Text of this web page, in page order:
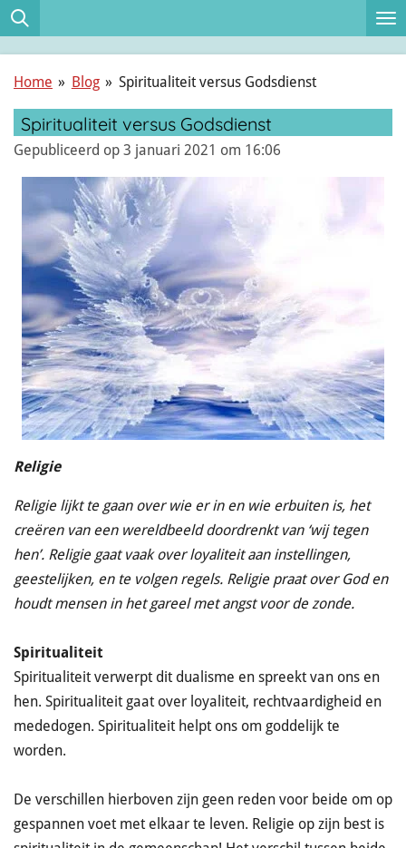
Ga
de
hoofdinhoud
Home » Blog » Spiritualiteit versus Godsdienst
Spiritualiteit versus Godsdienst
Gepubliceerd op 3 januari 2021 om 16:06
Religie
Religie lijkt te gaan over wie er in en wie erbuiten is, het
creëren van een wereldbeeld doordrenkt van ‘wij tegen
hen’. Religie gaat vaak over loyaliteit aan instellingen,
geestelijken, en te volgen regels. Religie praat over God en
houdt mensen in het gareel met angst voor de zonde.
Spiritualiteit
Spiritualiteit verwerpt dit dualisme en spreekt van ons en
hen. Spiritualiteit gaat over loyaliteit, rechtvaardigheid en
mededogen. Spiritualiteit helpt ons om goddelijk te
worden.
De verschillen hierboven zijn geen reden voor beide om op
gespannen voet met elkaar te leven. Religie op zijn best is